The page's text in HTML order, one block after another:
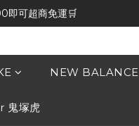
即可超商免運🛒
NEW BALANCE
鬼塚虎